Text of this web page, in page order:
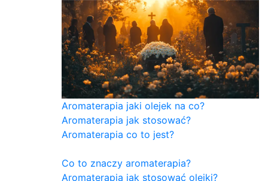
Aromaterapia jaki olejek na co?
Aromaterapia jak stosować?
Aromaterapia co to jest?
Co to znaczy aromaterapia?
Aromaterapia jak stosować olejki?